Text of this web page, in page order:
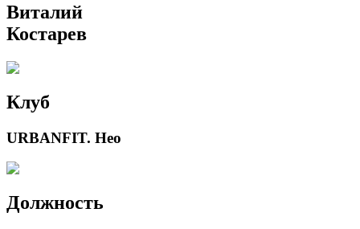
Виталий
Костарев
Клуб
URBANFIT. Нео
Должность